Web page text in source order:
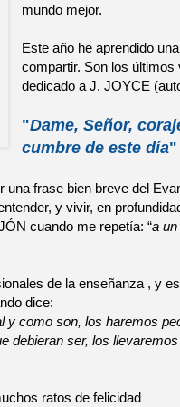
mundo mejor.
Este año he aprendido
compartir. Son los
dedicado a J. JOYCE
"Dame, Señor,
cumbre de este día"
frase bien breve del
y vivir, en
cuando me repetía: “a
de la enseñanza , y
dice:
y como son, los haremos
debieran ser, los
ratos de felicidad